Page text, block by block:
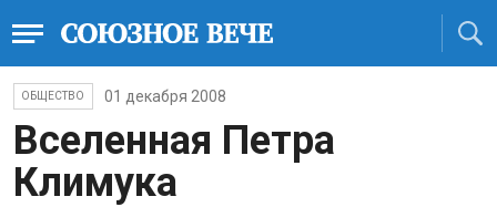
ОБЩЕСТВО 01 декабря 2008
Вселенная Петра
Климука